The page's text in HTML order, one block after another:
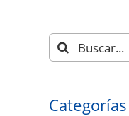
Buscar:
Categorías